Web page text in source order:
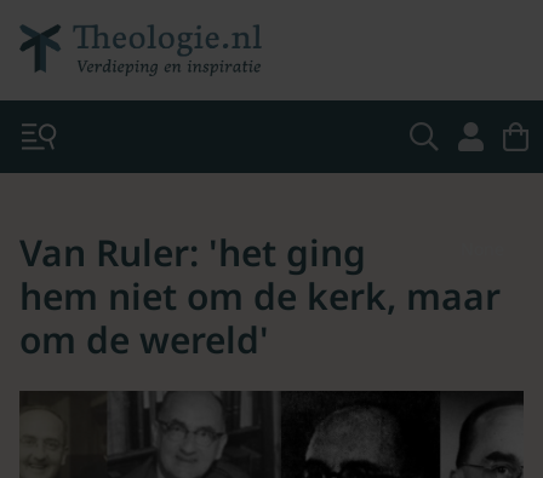
Van Ruler: 'het ging
hem niet om de kerk, maar
om de wereld'